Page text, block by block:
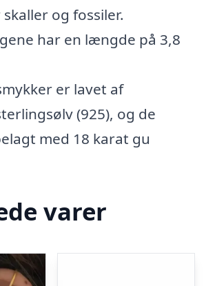
og fossiler.
har en længde på 3,8
er lavet af
(925), og de
med 18 karat gu
varer